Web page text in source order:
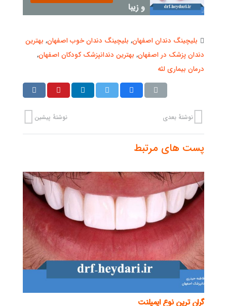
و زیبا
بلیچینگ دندان اصفهان, بلیچینگ دندان خوب اصفهان, بهترین
دندان پزشک در اصفهان, بهترین دندانپزشک کودکان اصفهان,
درمان بیماری لثه
نوشتهٔ پیشین نوشتهٔ بعدی
پست های مرتبط
گران ترین نوع ایمپلنت